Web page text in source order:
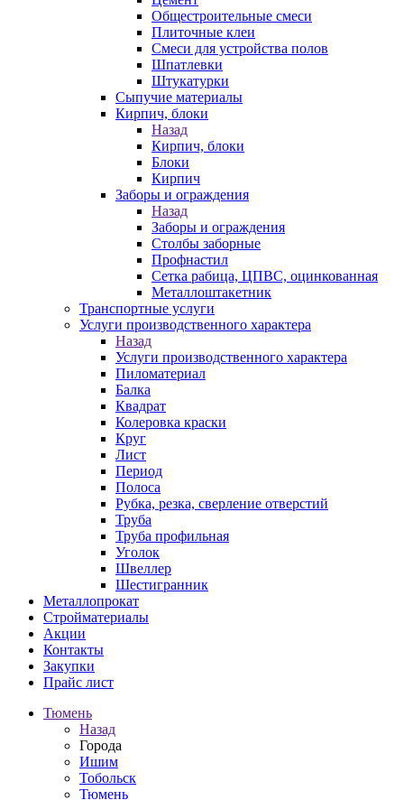
Общестроительные смеси
Плиточные клеи
Смеси для устройства полов
Шпатлевки
Штукатурки
Сыпучие материалы
Кирпич, блоки
Назад
Кирпич, блоки
Блоки
Кирпич
Заборы и ограждения
Назад
Заборы и ограждения
Столбы заборные
Профнастил
Сетка рабица, ЦПВС, оцинкованная
Металлоштакетник
Транспортные услуги
Услуги производственного характера
Назад
Услуги производственного характера
Пиломатериал
Балка
Квадрат
Колеровка краски
Круг
Лист
Период
Полоса
Рубка, резка, сверление отверстий
Труба
Труба профильная
Уголок
Швеллер
Шестигранник
Металлопрокат
Стройматериалы
Акции
Контакты
Закупки
Прайс лист
Тюмень
Назад
Города
Ишим
Тобольск
Тюмень